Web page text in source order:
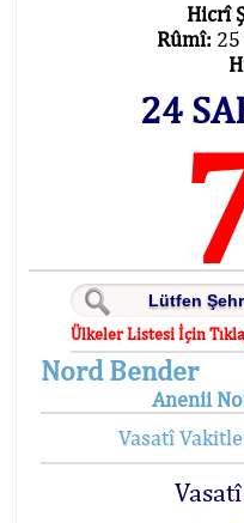
Hicrî
Rûmî:
24
Ülkeler Listesi İçin
Nord Bender
Anenii
Vasatî